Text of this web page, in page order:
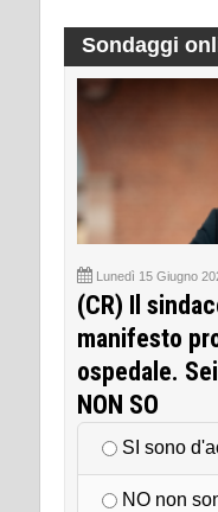
Sondaggi
Lunedì 15 Giugno
(CR) Il
manifesto
ospedale.
NON SO
SI sono
NO non